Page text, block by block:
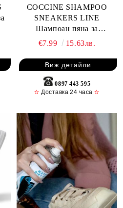
COCCINE SHAMPOO
SNEAKERS LINE
Шампоан пяна за
маратонки 100 ml
€7.99 15.63лв.
Виж детайли
0897 443 595
✫ Доставка 24 часа✫